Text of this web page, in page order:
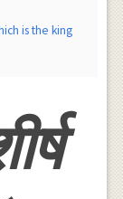
is the king